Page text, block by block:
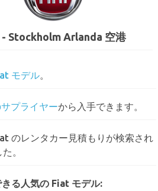
Stockholm Arlanda 空港
モデル。
プライヤーから入手できます。
のレンタカー見積もりが検索され
。
きる人気の Fiat モデル: